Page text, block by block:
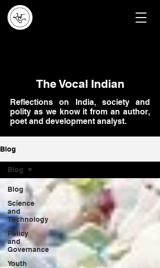
The Vocal Indian
Reflections on India, society and
polity as we know it from an author,
poet and development analyst.
Blog
Blog
Science
and
Technology
Policy
and
Governance
Youth
Blog